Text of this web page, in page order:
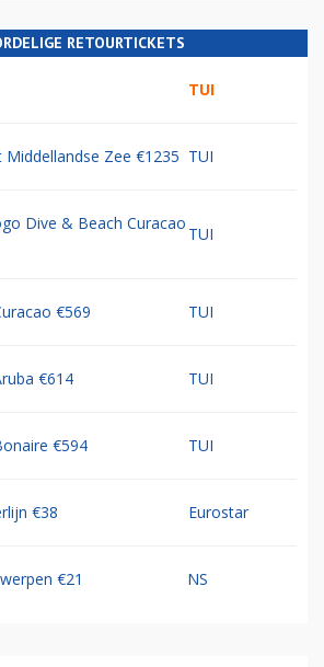
RETOURTICKETS
TUI
Middellandse Zee €1235 TUI
Dive & Beach Curacao
TUI
€569 TUI
€614 TUI
€594 TUI
€38 Eurostar
€21 NS